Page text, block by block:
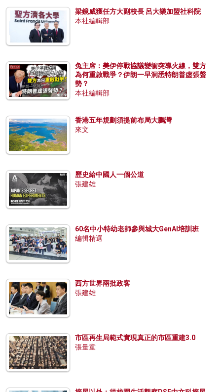
梁鏡威獲任方大副校長 呂大樂加盟社科院
本社編輯部
兔主席：美伊停戰協議變衝突導火線，雙方
為何重啟戰爭？伊朗一早洞悉特朗普虛張聲
勢？
本社編輯部
香港五年規劃須提前布局大鵬灣
來文
歷史給中國人一個公道
張建雄
60名中小特幼老師參與城大GenAI培訓班
編輯精選
西方世界兩批政客
張建雄
市區再生局範式實現真正的市區重建3.0
張量童